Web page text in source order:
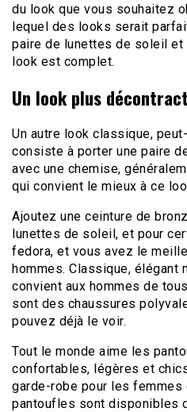
du look que vous souhaitez
lequel des looks serait
paire de lunettes de soleil et
look est complet.
Un look plus
Un autre look classique,
consiste à porter une paire
avec une chemise,
qui convient le mieux à ce
Ajoutez une ceinture de
lunettes de soleil, et pour
fedora, et vous avez le
hommes. Classique, élégant
convient aux hommes de
sont des chaussures
pouvez déjà le voir.
Tout le monde aime les
confortables, légères et
garde-robe pour les femmes
pantoufles sont disponibles